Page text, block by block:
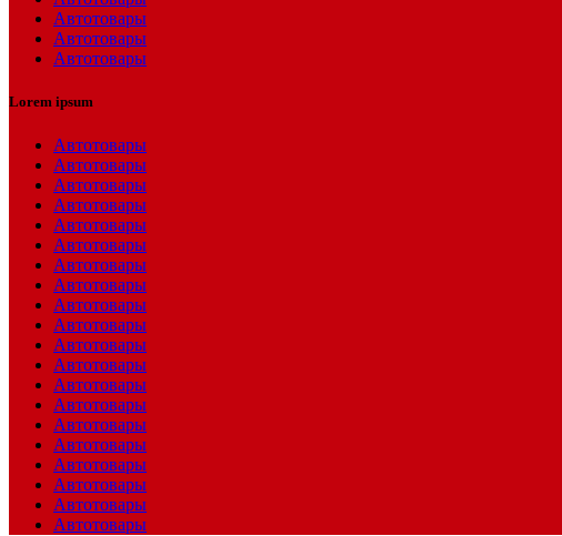
Автотовары
Автотовары
Автотовары
Lorem ipsum
Автотовары
Автотовары
Автотовары
Автотовары
Автотовары
Автотовары
Автотовары
Автотовары
Автотовары
Автотовары
Автотовары
Автотовары
Автотовары
Автотовары
Автотовары
Автотовары
Автотовары
Автотовары
Автотовары
Автотовары